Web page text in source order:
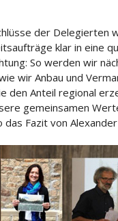
der Delegierten
klar in eine
So werden wir
wir Anbau und
den Anteil regional
gemeinsamen
das Fazit von